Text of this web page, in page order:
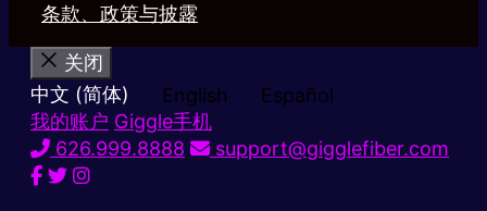
条款、政策与披露
关闭
中文 (简体)
English
Español
我的账户 Giggle手机
626.999.8888
support@gigglefiber.com